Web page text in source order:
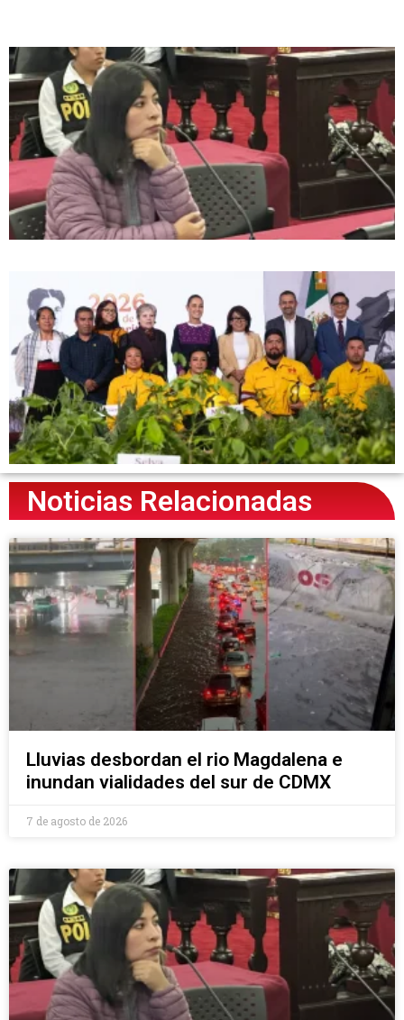
Noticias Relacionadas
Lluvias desbordan el rio Magdalena e
inundan vialidades del sur de CDMX
7 de agosto de 2026